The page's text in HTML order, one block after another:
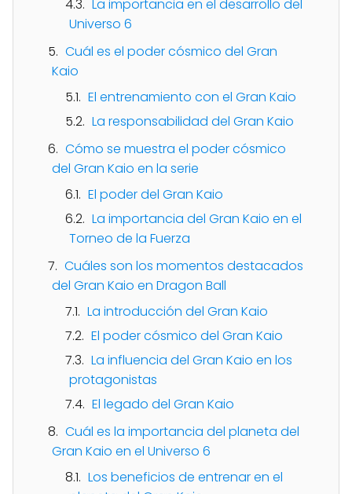
La importancia en el desarrollo del
Universo 6
Cuál es el poder cósmico del Gran
Kaio
El entrenamiento con el Gran Kaio
La responsabilidad del Gran Kaio
Cómo se muestra el poder cósmico
del Gran Kaio en la serie
El poder del Gran Kaio
La importancia del Gran Kaio en el
Torneo de la Fuerza
Cuáles son los momentos destacados
del Gran Kaio en Dragon Ball
La introducción del Gran Kaio
El poder cósmico del Gran Kaio
La influencia del Gran Kaio en los
protagonistas
El legado del Gran Kaio
Cuál es la importancia del planeta del
Gran Kaio en el Universo 6
Los beneficios de entrenar en el